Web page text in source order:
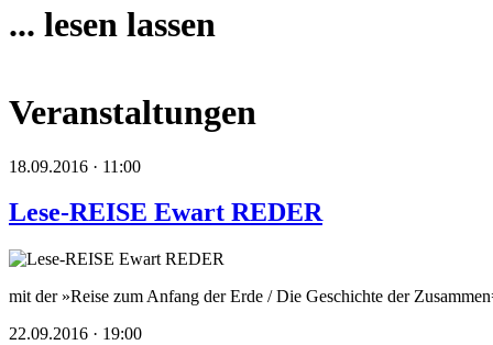
... lesen lassen
Veranstaltungen
18.09.2016 · 11:00
Lese-REISE Ewart REDER
mit der »Reise zum Anfang der Erde / Die Geschichte der
22.09.2016 · 19:00